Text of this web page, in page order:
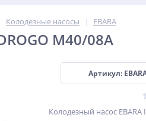
Колодезные насосы EBARA
М40/08A
Артикул:
Колодезный насос